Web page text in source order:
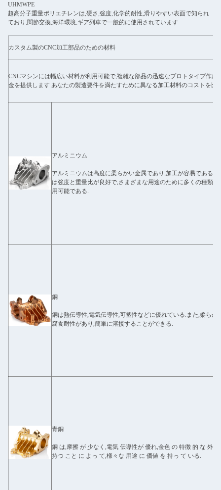
UHMWPE
超高分子重量ポリエチレンは,硬さ,強度,化学的耐性,滑りやすい表面で知られ
ており,関節交換,海洋環境,ギア列車で一般的に使用されています.
カスタム製のCNC加工部品のための材料
CNCマシンには幅広い材料が利用可能で,複雑な部品の迅速なプロトタイプ作
金を提供します あなたの製造要件を満たすために異なる加工材料のコストを比
アルミニウム
アルミニウムは高度に柔らかい金属であり,加工が容易である.
は強度と重量比が良好で,さまざまな用途のために多くの種類で
用可能である.
銅
銅は熱伝導性,電気伝導性,可塑性などに優れている.また,柔らか
腐食耐性があり,簡単に溶接することができる.
青銅
銅 は,摩擦 が 少なく,電気 伝導性が 優れ,金色 の 特徴 的 な 外見
持つ こと に よっ て,様々な 用途 に 価値 を 持っ て いる.